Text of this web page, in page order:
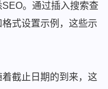
。通过插入搜索查
式设置示例，这些示
截止日期的到来，这